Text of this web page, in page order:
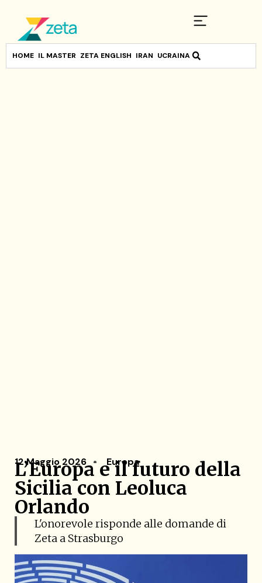
HOME IL MASTER ZETA ENGLISH IRAN UCRAINA
12 Maggio 2026 Europa
L’Europa e il futuro della
Sicilia con Leoluca
Orlando
L'onorevole risponde alle domande di
Zeta a Strasburgo